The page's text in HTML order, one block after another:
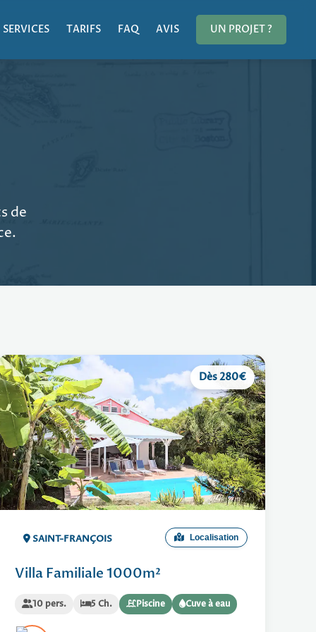
SERVICES TARIFS FAQ AVIS UN PROJET ?
de
Dès 280€
SAINT-FRANÇOIS Localisation
Villa Familiale 1000m²
10 pers. 5 Ch. Piscine Cuve à eau